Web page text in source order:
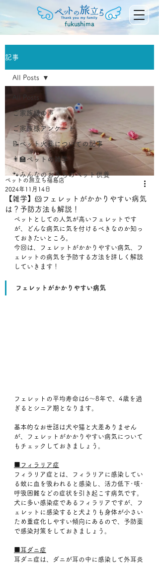
fukushima
記事
All Posts
ご家族様の声
ご家族様アンケート
📝ペット火葬についての記事
👨‍🏫ペットの雑学
🐾みんなのおうちのペット供養
All Posts
【雑学】🐹フェレットがかかりやすい病気
は？予防方法も解説！
ペットの旅立ち福島店
2024年11月14日
ペットとしての人気が高いフェレットです
が、どんな病気に気を付けるべきなのか知っ
ておきたいところ。
今回は、フェレットがかかりやすい病気、フ
ェレットの病気を予防する方法を詳しく解説
していきます！
フェレットがかかりやすい病気
フェレットの平均寿命は6～8年で、4歳を過
ぎるとシニア期となります。
基本的なお世話は犬や猫と大差ありません
が、フェレットがかかりやすい病気について
もチェックしておきましょう。
■フィラリア症
フィラリア症とは、フィラリアに感染してい
る蚊に血を吸われると感染し、活力低下･咳･
呼吸困難などの症状を引き起こす病気です。
犬に多い感染症であるフィラリアですが、フ
ェレットに感染すると犬よりも身体が小さい
ため重症化しやすい傾向にあるので、予防薬
で感染対策をしておきましょう。
■耳ダニ症
耳ダニ症は、ダニが耳の中に感染して外耳炎